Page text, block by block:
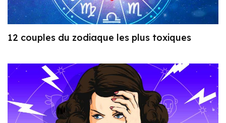
12 couples du zodiaque les plus toxiques